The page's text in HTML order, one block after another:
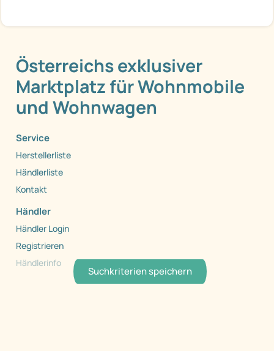
Österreichs exklusiver
Marktplatz für Wohnmobile
und Wohnwagen
Service
Herstellerliste
Händlerliste
Kontakt
Händler
Händler Login
Registrieren
Händlerinfo